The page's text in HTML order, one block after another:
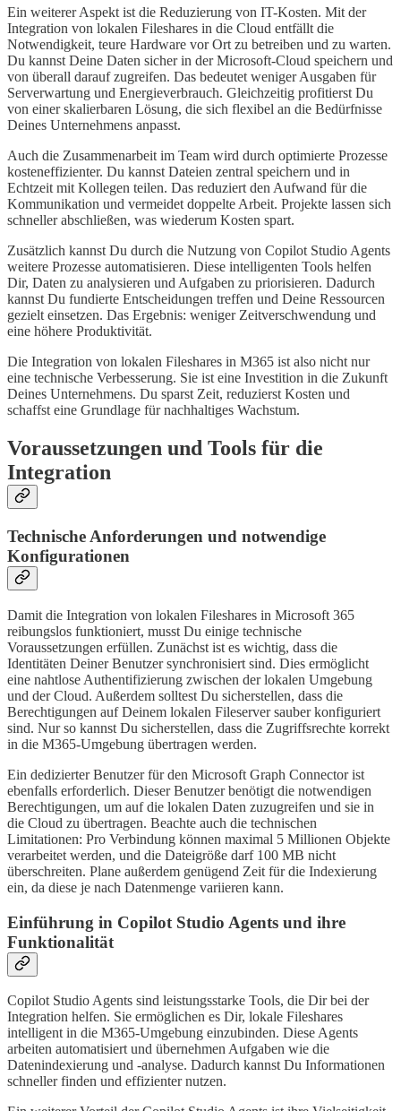
Ein weiterer Aspekt ist die Reduzierung von IT-Kosten. Mit der
Integration von lokalen Fileshares in die Cloud entfällt die
Notwendigkeit, teure Hardware vor Ort zu betreiben und zu warten.
Du kannst Deine Daten sicher in der Microsoft-Cloud speichern und
von überall darauf zugreifen. Das bedeutet weniger Ausgaben für
Serverwartung und Energieverbrauch. Gleichzeitig profitierst Du
von einer skalierbaren Lösung, die sich flexibel an die Bedürfnisse
Deines Unternehmens anpasst.
Auch die Zusammenarbeit im Team wird durch optimierte Prozesse
kosteneffizienter. Du kannst Dateien zentral speichern und in
Echtzeit mit Kollegen teilen. Das reduziert den Aufwand für die
Kommunikation und vermeidet doppelte Arbeit. Projekte lassen sich
schneller abschließen, was wiederum Kosten spart.
Zusätzlich kannst Du durch die Nutzung von Copilot Studio Agents
weitere Prozesse automatisieren. Diese intelligenten Tools helfen
Dir, Daten zu analysieren und Aufgaben zu priorisieren. Dadurch
kannst Du fundierte Entscheidungen treffen und Deine Ressourcen
gezielt einsetzen. Das Ergebnis: weniger Zeitverschwendung und
eine höhere Produktivität.
Die Integration von lokalen Fileshares in M365 ist also nicht nur
eine technische Verbesserung. Sie ist eine Investition in die Zukunft
Deines Unternehmens. Du sparst Zeit, reduzierst Kosten und
schaffst eine Grundlage für nachhaltiges Wachstum.
Voraussetzungen und Tools für die
Integration
Technische Anforderungen und notwendige
Konfigurationen
Damit die Integration von lokalen Fileshares in Microsoft 365
reibungslos funktioniert, musst Du einige technische
Voraussetzungen erfüllen. Zunächst ist es wichtig, dass die
Identitäten Deiner Benutzer synchronisiert sind. Dies ermöglicht
eine nahtlose Authentifizierung zwischen der lokalen Umgebung
und der Cloud. Außerdem solltest Du sicherstellen, dass die
Berechtigungen auf Deinem lokalen Fileserver sauber konfiguriert
sind. Nur so kannst Du sicherstellen, dass die Zugriffsrechte korrekt
in die M365-Umgebung übertragen werden.
Ein dedizierter Benutzer für den Microsoft Graph Connector ist
ebenfalls erforderlich. Dieser Benutzer benötigt die notwendigen
Berechtigungen, um auf die lokalen Daten zuzugreifen und sie in
die Cloud zu übertragen. Beachte auch die technischen
Limitationen: Pro Verbindung können maximal 5 Millionen Objekte
verarbeitet werden, und die Dateigröße darf 100 MB nicht
überschreiten. Plane außerdem genügend Zeit für die Indexierung
ein, da diese je nach Datenmenge variieren kann.
Einführung in Copilot Studio Agents und ihre
Funktionalität
Copilot Studio Agents sind leistungsstarke Tools, die Dir bei der
Integration helfen. Sie ermöglichen es Dir, lokale Fileshares
intelligent in die M365-Umgebung einzubinden. Diese Agents
arbeiten automatisiert und übernehmen Aufgaben wie die
Datenindexierung und -analyse. Dadurch kannst Du Informationen
schneller finden und effizienter nutzen.